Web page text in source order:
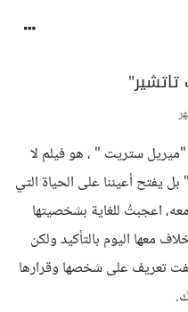
تاتشير"
"ميريل ستريت " ، هو فيلم لا
أعيننا على الحياة التي
اعجبتُ للغاية بشخصيتها
معها اليوم بالتأكيد ولكن
تعريف على شخصها وقرارها